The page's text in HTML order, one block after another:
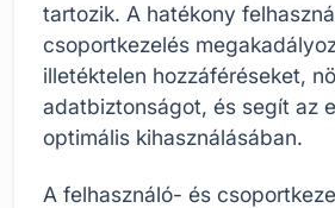
tartozik. A hatékony
csoportkezelés
illetéktelen hozzáféréseket,
adatbiztonságot, és segít az
optimális kihasználásában.
A felhasználó- és